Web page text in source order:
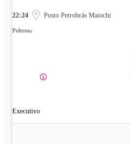
22:24 Posto Petrobrás Maiochi
Poltrona
Executivo